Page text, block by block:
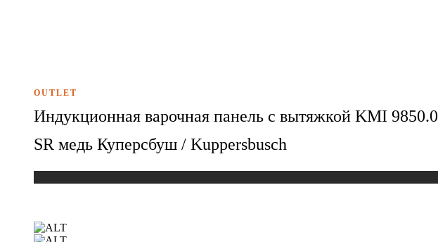
OUTLET
Индукционная варочная панель с вытяжкой KMI 9850.0
SR медь Куперсбуш / Kuppersbusch